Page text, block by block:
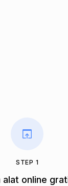
STEP 1
alat online